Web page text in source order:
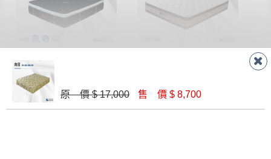
$ 53,800
原 價 $ 17,000 售 價 $ 8,700